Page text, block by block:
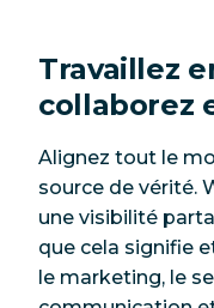
Travaillez
collaborez
Alignez tout le
source de vérité.
une visibilité
que cela signifie
le marketing, le